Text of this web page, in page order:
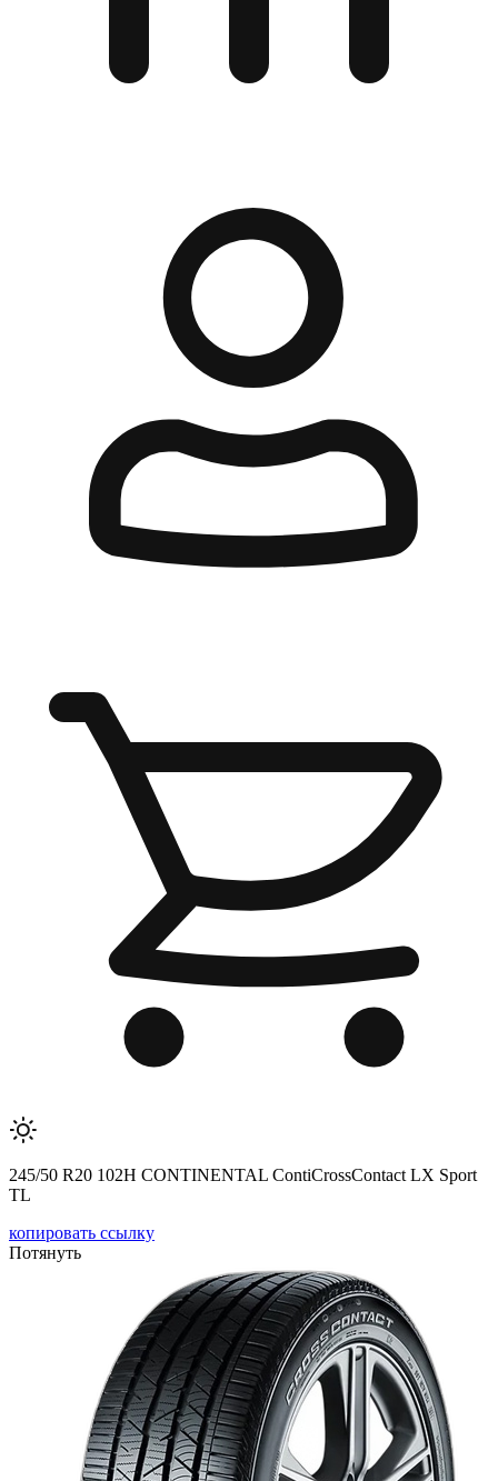
245/50 R20 102H CONTINENTAL ContiCrossContact LX Sport
TL
копировать ссылку
Потянуть